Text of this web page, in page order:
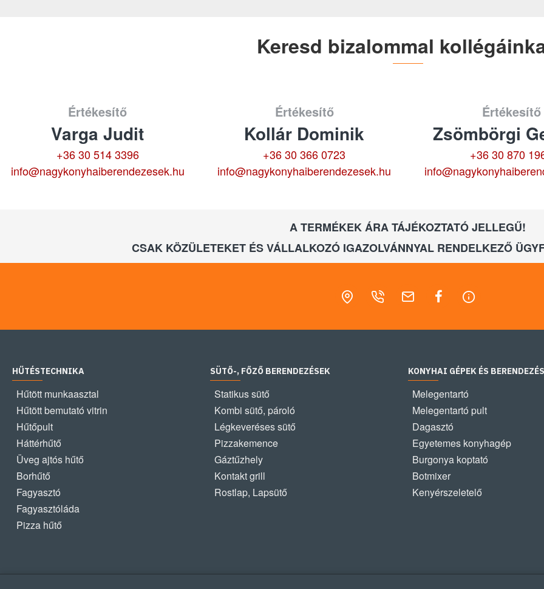
Keresd bizalommal
Értékesítő
Varga Judit
+36 30 514 3396
info@nagykonyhaiberendezesek.hu
Értékesítő
Kollár Dominik
+36 30 366 0723
info@nagykonyhaiberendezesek.hu
Értékesítő
Zsömbörgi
+36 30 870
A TERMÉKEK ÁRA TÁJÉKOZTATÓ JELLEGŰ!
CSAK KÖZÜLETEKET ÉS VÁLLALKOZÓ IGAZOLVÁNNYAL RENDELKEZŐ
HŰTÉSTECHNIKA
Hűtött munkaasztal
Hűtött bemutató vitrin
Hűtőpult
Háttérhűtő
Üveg ajtós hűtő
Borhűtő
Fagyasztó
Fagyasztóláda
Pizza hűtő
SÜTŐ-, FŐZŐ BERENDEZÉSEK
Statikus sütő
Kombi sütő, pároló
Légkeveréses sütő
Pizzakemence
Gáztűzhely
Kontakt grill
Rostlap, Lapsütő
KONYHAI GÉPEK ÉS
Melegentartó
Melegentartó pult
Dagasztó
Egyetemes konyhagép
Burgonya koptató
Botmixer
Kenyérszeletelő